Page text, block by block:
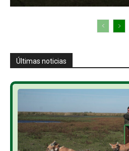
Últimas noticias